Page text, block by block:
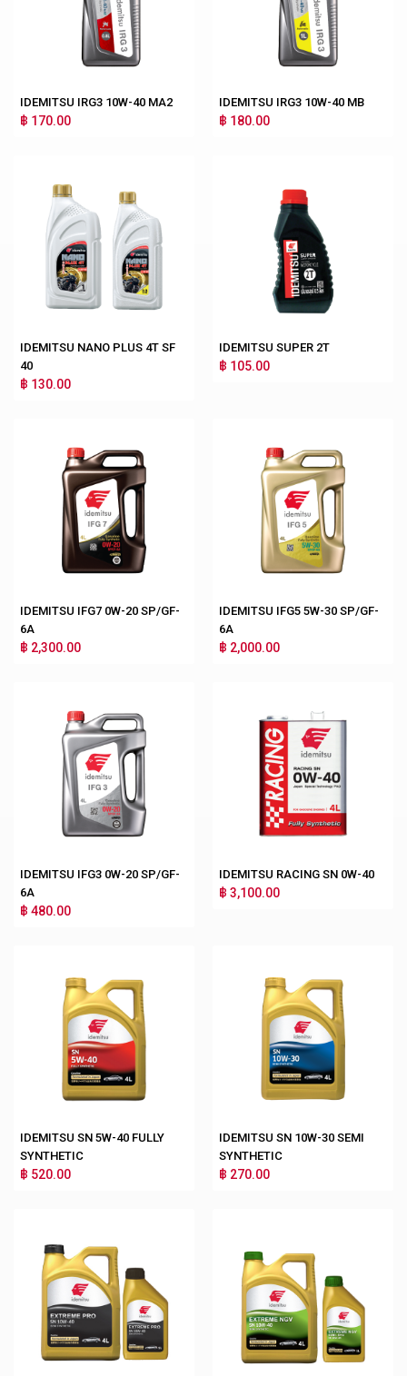
IDEMITSU IRG3 10W-40 MA2
฿ 170.00
IDEMITSU IRG3 10W-40 MB
฿ 180.00
IDEMITSU NANO PLUS 4T SF
40
฿ 130.00
IDEMITSU SUPER 2T
฿ 105.00
IDEMITSU IFG7 0W-20 SP/GF-
6A
฿ 2,300.00
IDEMITSU IFG5 5W-30 SP/GF-
6A
฿ 2,000.00
IDEMITSU IFG3 0W-20 SP/GF-
6A
฿ 480.00
IDEMITSU RACING SN 0W-40
฿ 3,100.00
IDEMITSU SN 5W-40 FULLY
SYNTHETIC
฿ 520.00
IDEMITSU SN 10W-30 SEMI
SYNTHETIC
฿ 270.00